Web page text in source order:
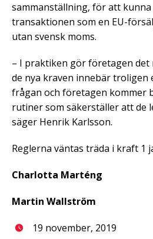
sammanställning, för att
transaktionen som en EU-
utan svensk moms.
– I praktiken gör företagen det
de nya kraven innebär troligen
frågan och företagen kommer
rutiner som säkerställer att de
säger Henrik Karlsson.
Reglerna väntas träda i kraft 1
Charlotta Marténg
Martin Wallström
19 november, 2019